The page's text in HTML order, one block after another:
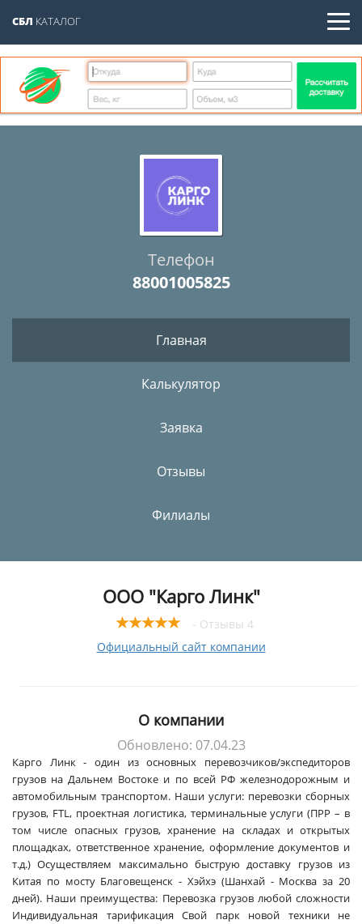
СБЛ КАТАЛОГ
Телефон
88001005825
Главная
Калькулятор
Заявка
Отзывы
Филиалы
ООО "Карго Линк"
- Отзывы 4
Официальный сайт компании
О компании
Обновлено: 07.04.23
Карго Линк - один из основных перевозчиков/экспедиторов
грузов на Дальнем Востоке и по всей РФ железнодорожным и
автомобильным транспортом. Наши услуги: перевозки сборных
грузов, FTL, проектная логистика, терминальные услуги (ПРР – в
том числе опасных грузов, хранение на складах и открытых
площадках, ответственное хранение, оформление документов и
т.д.) Осуществляем максимально быструю доставку грузов из
Китая по мосту Благовещенск - Хэйхэ (Шанхай - Москва за 20
дней). Наши преимущества: Перевозка грузов любой сложности
Индивидуальная тарификация Свой парк новой техники не